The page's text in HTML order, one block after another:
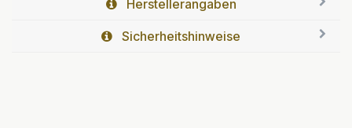
Herstellerangaben
Sicherheitshinweise